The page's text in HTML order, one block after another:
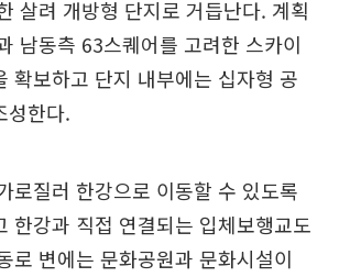
살려 개방형 단지로 거듭난다. 계획
남동측 63스퀘어를 고려한 스카이
확보하고 단지 내부에는 십자형 공
성한다.
로질러 한강으로 이동할 수 있도록
한강과 직접 연결되는 입체보행교도
로 변에는 문화공원과 문화시설이